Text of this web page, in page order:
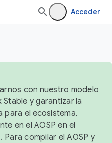
Acceder
con nuestro modelo
Stable y garantizar la
para el ecosistema,
en el AOSP en el
compilar el AOSP y